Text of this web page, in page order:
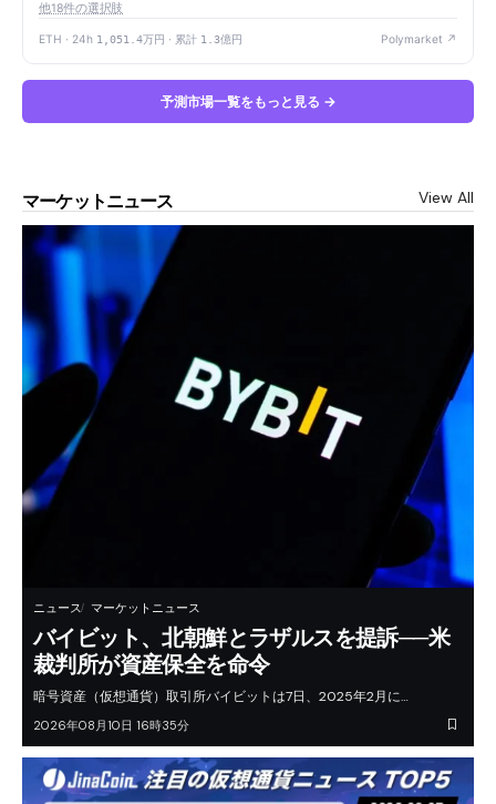
他18件の選択肢
ETH · 24h 1,051.4万円 · 累計 1.3億円 Polymarket ↗
予測市場一覧をもっと見る →
マーケットニュース View All
ニュース マーケットニュース
バイビット、北朝鮮とラザルスを提訴──米
裁判所が資産保全を命令
暗号資産（仮想通貨）取引所バイビットは7日、2025年2月に…
2026年08月10日 16時35分